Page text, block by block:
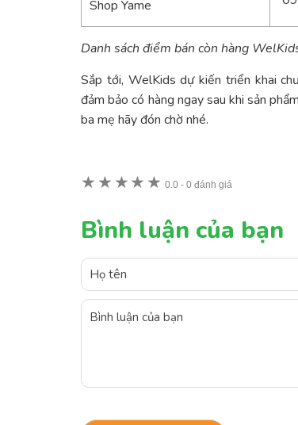
Shop Yame
Danh sách điểm bán còn hàng
Sắp tới, WelKids dự kiến triển khai
đảm bảo có hàng ngay sau khi sản
ba mẹ hãy đón chờ nhé.
★ ★ ★★ ★ 0.0 -0 đánh giá
Bình luận của bạn